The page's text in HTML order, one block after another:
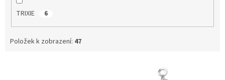
TRIXIE 6
Položek k zobrazení: 47